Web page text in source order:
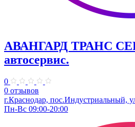
АВАНГАРД ТРАНС
автосервис.
0
0 отзывов
г.Краснодар, пос.Индустриальный,
Пн-Вс 09:00-20:00